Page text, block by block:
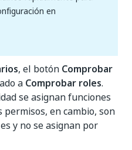
en
, el botón Comprobar
a Comprobar roles.
se asignan funciones
en cambio, son
y no se asignan por